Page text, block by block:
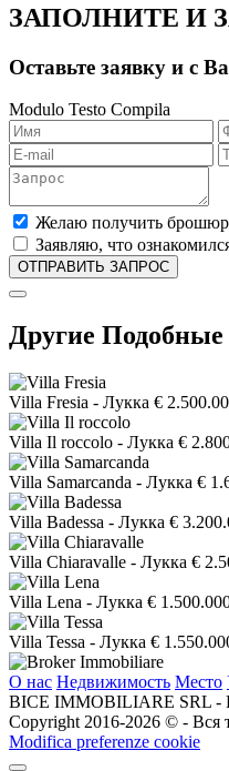
ЗАПОЛНИТЕ И
Оставьте заявку и с
Modulo Testo Compila
Желаю получить
Заявляю, что
Другие
Villa Fresia - Лукка €
Villa Il roccolo - Лукка €
Villa Samarcanda - Лукка €
Villa Badessa - Лукка €
Villa Chiaravalle - Лукка €
Villa Lena - Лукка €
Villa Tessa - Лукка €
О нас Недвижимость Место
BICE IMMOBILIARE SRL -
Copyright 2016-2026 ©️ - Вся
Modifica preferenze cookie